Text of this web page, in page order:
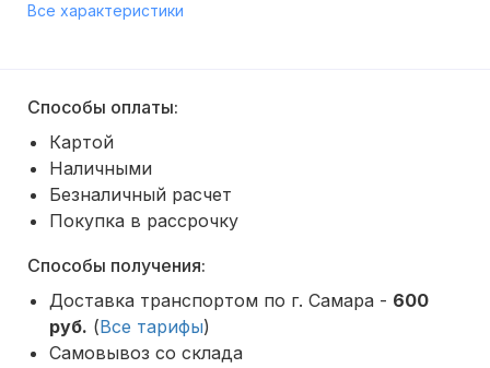
Все характеристики
Способы оплаты:
Картой
Наличными
Безналичный расчет
Покупка в рассрочку
Способы получения:
Доставка транспортом по г. Самара - 600
руб. (Все тарифы)
Самовывоз со склада